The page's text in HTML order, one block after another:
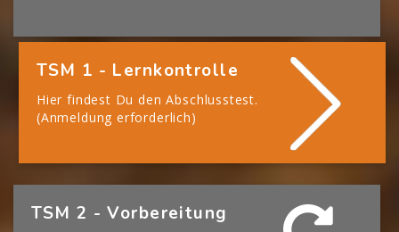
TSM 1 - Lernkontrolle
Hier findest Du den Abschlusstest.
(Anmeldung erforderlich)
[Cocoon] Boxes überspringen
TSM 2 - Vorbereitung